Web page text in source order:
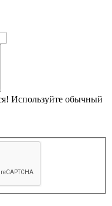
Используйте обычный